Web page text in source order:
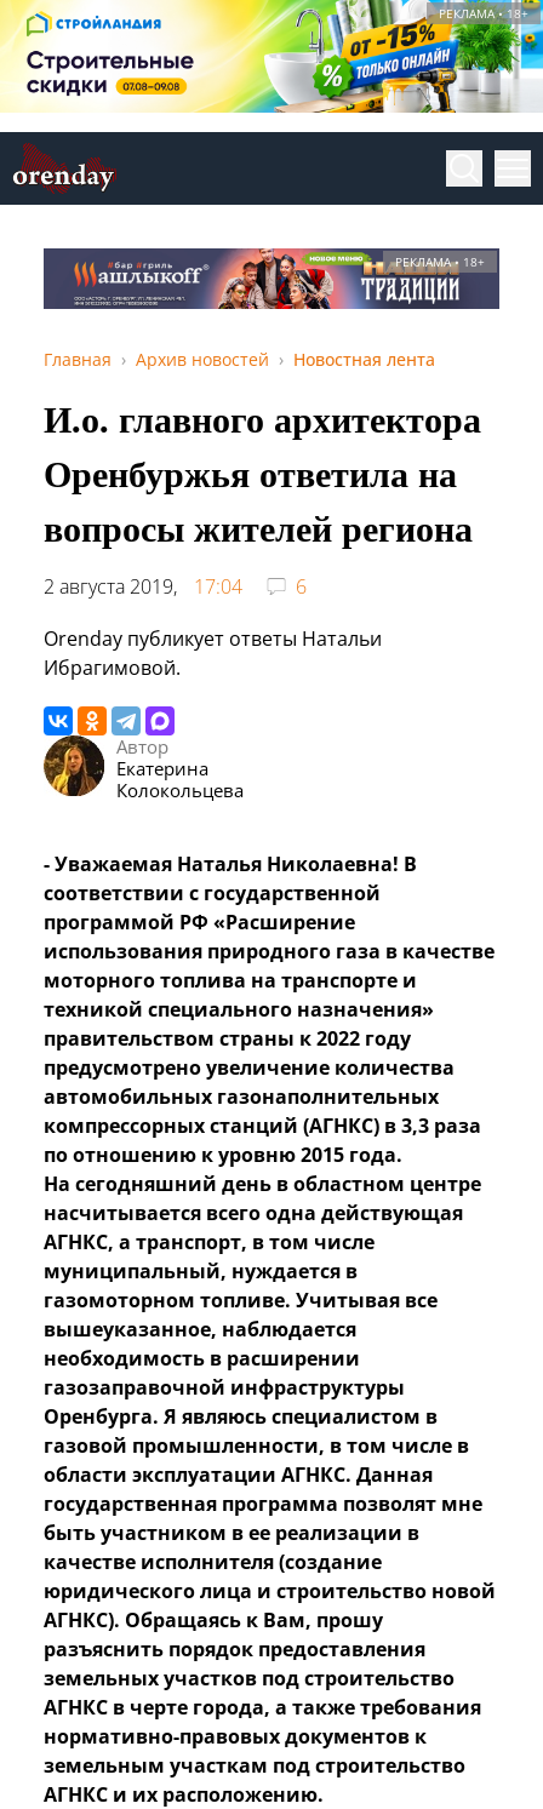
РЕКЛАМА • 18+
РЕКЛАМА • 18+
Главная Архив новостей Новостная лента
И.о. главного архитектора
Оренбуржья ответила на
вопросы жителей региона
2 августа 2019, 17:04
6
Orenday публикует ответы Натальи
Ибрагимовой.
Автор
Екатерина
Колокольцева
- Уважаемая Наталья Николаевна! В
соответствии с государственной
программой РФ «Расширение
использования природного газа в качестве
моторного топлива на транспорте и
техникой специального назначения»
правительством страны к 2022 году
предусмотрено увеличение количества
автомобильных газонаполнительных
компрессорных станций (АГНКС) в 3,3 раза
по отношению к уровню 2015 года.
На сегодняшний день в областном центре
насчитывается всего одна действующая
АГНКС, а транспорт, в том числе
муниципальный, нуждается в
газомоторном топливе. Учитывая все
вышеуказанное, наблюдается
необходимость в расширении
газозаправочной инфраструктуры
Оренбурга. Я являюсь специалистом в
газовой промышленности, в том числе в
области эксплуатации АГНКС. Данная
государственная программа позволят мне
быть участником в ее реализации в
качестве исполнителя (создание
юридического лица и строительство новой
АГНКС). Обращаясь к Вам, прошу
разъяснить порядок предоставления
земельных участков под строительство
АГНКС в черте города, а также требования
нормативно-правовых документов к
земельным участкам под строительство
АГНКС и их расположению.